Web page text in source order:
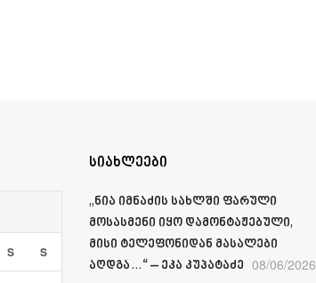
S S
სიახლეები
„ნია იმნაძის სახლში ფარული
მოსასმენი იყო დამონტაჟებული,
მისი ტელეფონიდან მასალები
აღდგა…“ – ეკა კუპატაძე 08/06/2026